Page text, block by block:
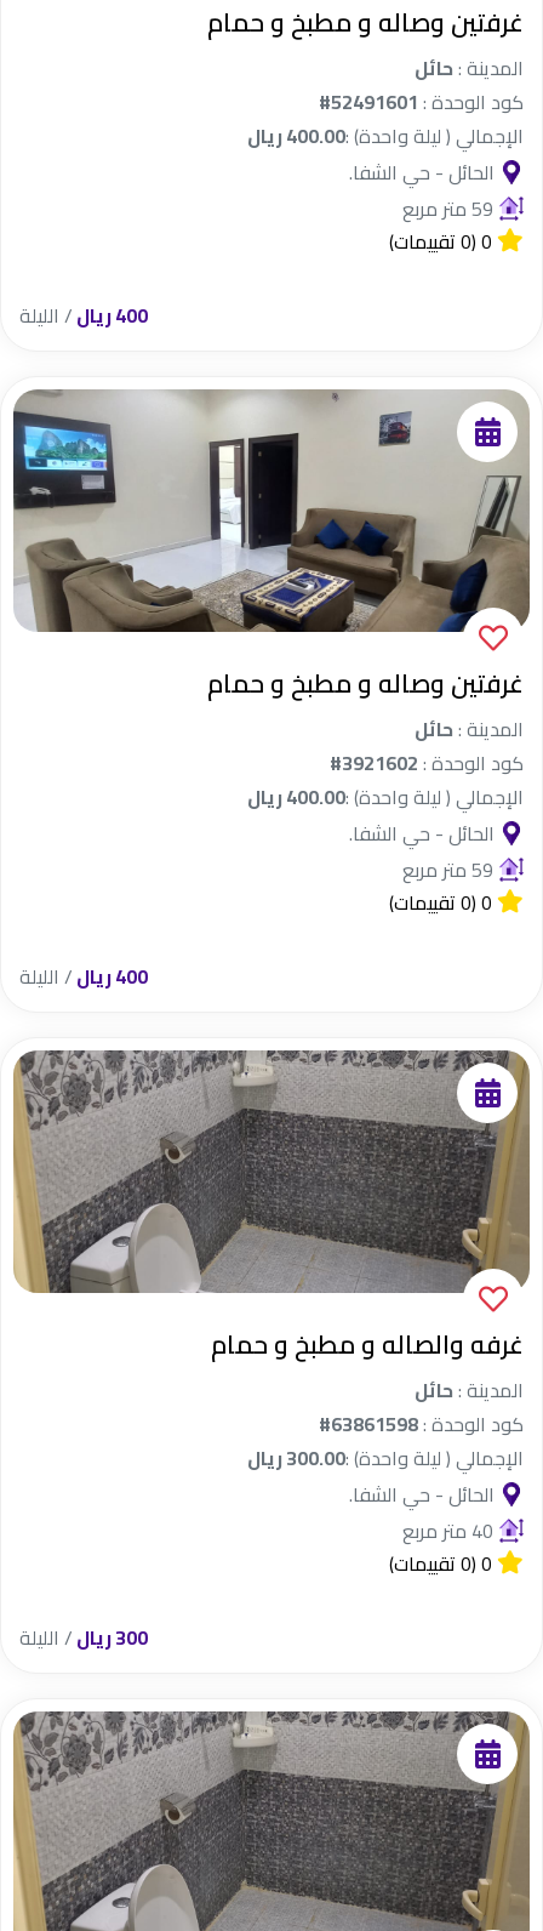
غرفتين وصاله و مطبخ و حمام
المدينة :حائل
كود الوحدة :#52491601
الإجمالي ( ليلة واحدة) :400.00 ريال
الحائل - حي الشفا.
59 متر مربع
0(0 تقييمات)
400 ريال / الليلة
غرفتين وصاله و مطبخ و حمام
المدينة :حائل
كود الوحدة :#3921602
الإجمالي ( ليلة واحدة) :400.00 ريال
الحائل - حي الشفا.
59 متر مربع
0(0 تقييمات)
400 ريال / الليلة
غرفه والصاله و مطبخ و حمام
المدينة :حائل
كود الوحدة :#63861598
الإجمالي ( ليلة واحدة) :300.00 ريال
الحائل - حي الشفا.
40 متر مربع
0(0 تقييمات)
300 ريال / الليلة